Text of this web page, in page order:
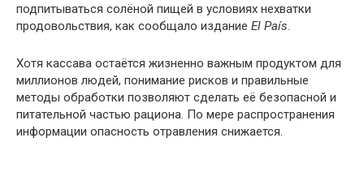
подпитываться солёной пищей в условиях нехватки
продовольствия, как сообщало издание El País.
Хотя кассава остаётся жизненно важным продуктом для
миллионов людей, понимание рисков и правильные
методы обработки позволяют сделать её безопасной и
питательной частью рациона. По мере распространения
информации опасность отравления снижается.